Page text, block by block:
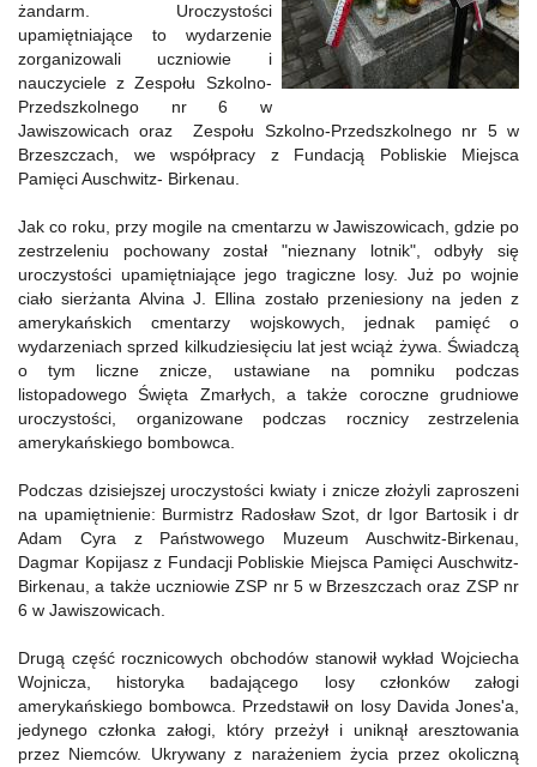
żandarm. Uroczystości
upamiętniające to wydarzenie
zorganizowali uczniowie i
nauczyciele z Zespołu Szkolno-
Przedszkolnego nr 6 w
Jawiszowicach oraz Zespołu Szkolno-Przedszkolnego nr 5 w
Brzeszczach, we współpracy z Fundacją Pobliskie Miejsca
Pamięci Auschwitz- Birkenau.
Jak co roku, przy mogile na cmentarzu w Jawiszowicach, gdzie po
zestrzeleniu pochowany został "nieznany lotnik", odbyły się
uroczystości upamiętniające jego tragiczne losy. Już po wojnie
ciało sierżanta Alvina J. Ellina zostało przeniesiony na jeden z
amerykańskich cmentarzy wojskowych, jednak pamięć o
wydarzeniach sprzed kilkudziesięciu lat jest wciąż żywa. Świadczą
o tym liczne znicze, ustawiane na pomniku podczas
listopadowego Święta Zmarłych, a także coroczne grudniowe
uroczystości, organizowane podczas rocznicy zestrzelenia
amerykańskiego bombowca.
Podczas dzisiejszej uroczystości kwiaty i znicze złożyli zaproszeni
na upamiętnienie: Burmistrz Radosław Szot, dr Igor Bartosik i dr
Adam Cyra z Państwowego Muzeum Auschwitz-Birkenau,
Dagmar Kopijasz z Fundacji Pobliskie Miejsca Pamięci Auschwitz-
Birkenau, a także uczniowie ZSP nr 5 w Brzeszczach oraz ZSP nr
6 w Jawiszowicach.
Drugą część rocznicowych obchodów stanowił wykład Wojciecha
Wojnicza, historyka badającego losy członków załogi
amerykańskiego bombowca. Przedstawił on losy Davida Jones'a,
jedynego członka załogi, który przeżył i uniknął aresztowania
przez Niemców. Ukrywany z narażeniem życia przez okoliczną